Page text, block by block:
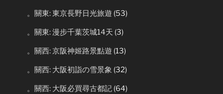
。關東: 東京長野日光旅遊 (53)
。關東: 漫步千葉茨城14天 (3)
。關西: 京阪神姬路景點遊 (13)
。關西: 大阪初詣の雪景象 (32)
。關西: 大阪必買尋古都記 (64)